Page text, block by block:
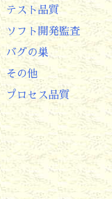
テスト品質
ソフト開発監査
バグの巣
その他
プロセス品質